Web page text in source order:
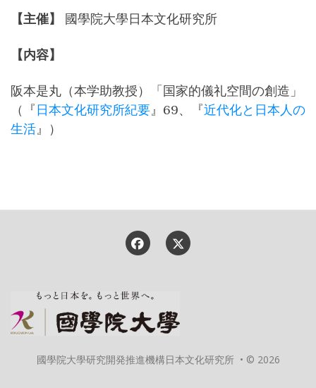
【主催】 國學院大學日本文化研究所
【内容】
阪本是丸（本学助教授）「国家的儀礼空間の創造」
（『日本文化研究所紀要』69、『近代化と日本人の
生活』）
國學院大學研究開発推進機構日本文化研究所 • © 2026